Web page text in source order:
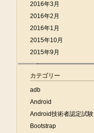
2016年3月
2016年2月
2016年1月
2015年10月
2015年9月
カテゴリー
adb
Android
Android技術者認定試験
Bootstrap